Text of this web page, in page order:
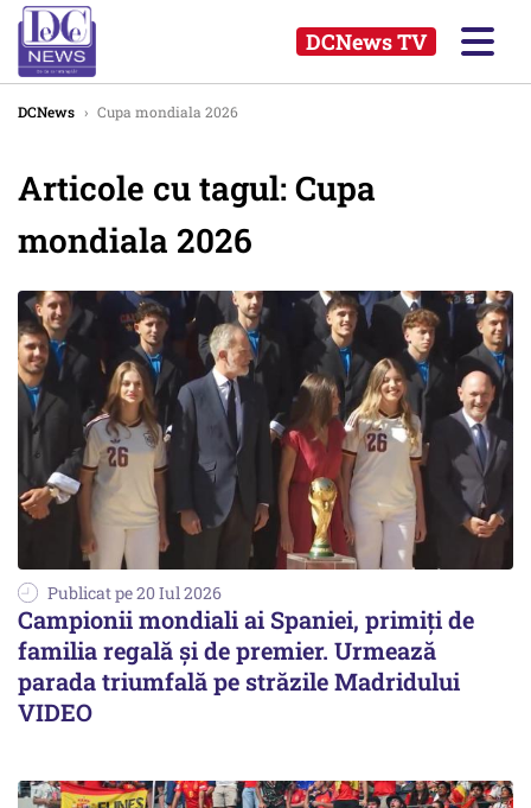
DCNews TV
DCNews › Cupa mondiala 2026
Articole cu tagul: Cupa
mondiala 2026
Publicat pe 20 Iul 2026
Campionii mondiali ai Spaniei, primiți de
familia regală și de premier. Urmează
parada triumfală pe străzile Madridului
VIDEO